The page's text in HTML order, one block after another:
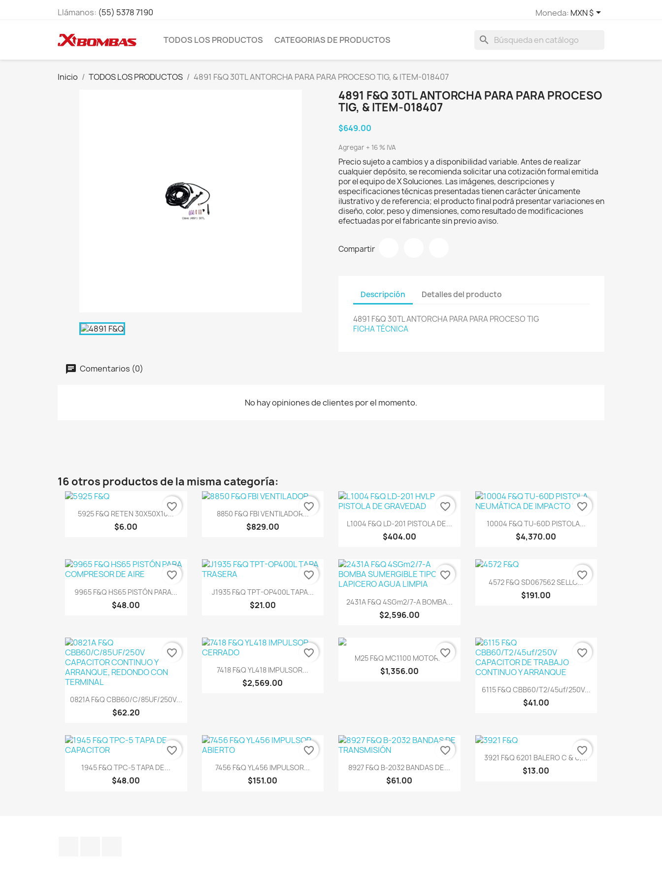
Llámanos: (55) 5378 7190 Moneda: MXN $
TODOS LOS PRODUCTOS CATEGORIAS DE PRODUCTOS search
Inicio TODOS LOS PRODUCTOS 4891 F&Q 30TL ANTORCHA PARA PARA PROCESO TIG, & ITEM-018407
4891 F&Q 30TL ANTORCHA PARA PARA PROCESO
TIG, & ITEM-018407
$649.00
Agregar + 16 % IVA
Precio sujeto a cambios y a disponibilidad variable. Antes de realizar
cualquier depósito, se recomienda solicitar una cotización formal emitida
por el equipo de X Soluciones. Las imágenes, descripciones y
especificaciones técnicas presentadas tienen carácter únicamente
ilustrativo y de referencia; el producto final podrá presentar variaciones en
diseño, color, peso y dimensiones, como resultado de modificaciones
efectuadas por el fabricante sin previo aviso.
Compartir
Descripción Detalles del producto
4891 F&Q 30TL ANTORCHA PARA PARA PROCESO TIG
FICHA TÉCNICA
Comentarios (0)
No hay opiniones de clientes por el momento.
16 otros productos de la misma categoría:
Vista rápida
5925 F&Q RETEN 30X50X10...
$6.00
favorite_border Vista rápida
8850 F&Q FBI VENTILADOR...
$829.00
favorite_border
Vista rápida
L1004 F&Q LD-201 PISTOLA DE...
$404.00
favorite_border
Vista rápida
10004 F&Q TU-60D PISTOLA...
$4,370.00
favorite_border
Vista rápida
9965 F&Q HS65 PISTÓN PARA...
$48.00
favorite_border
Vista rápida
J1935 F&Q TPT-OP400L TAPA...
$21.00
favorite_border
Vista rápida
2431A F&Q 4SGm2/7-A BOMBA...
$2,596.00
favorite_border Vista rápida
4572 F&Q SD067562 SELLO...
$191.00
favorite_border
Vista rápida
0821A F&Q CBB60/C/85UF/250V...
$62.20
favorite_border
Vista rápida
7418 F&Q YL418 IMPULSOR...
$2,569.00
favorite_border Vista rápida
M25 F&Q MC1100 MOTOR...
$1,356.00
favorite_border
Vista rápida
6115 F&Q CBB60/T2/45uf/250V...
$41.00
favorite_border
Vista rápida
1945 F&Q TPC-5 TAPA DE...
$48.00
favorite_border
Vista rápida
7456 F&Q YL456 IMPULSOR...
$151.00
favorite_border
Vista rápida
8927 F&Q B-2032 BANDAS DE...
$61.00
favorite_border Vista rápida
3921 F&Q 6201 BALERO C & U,...
$13.00
favorite_border